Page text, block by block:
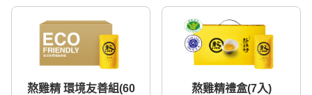
熬雞精 環境友善組(60
熬雞精禮盒(7入)